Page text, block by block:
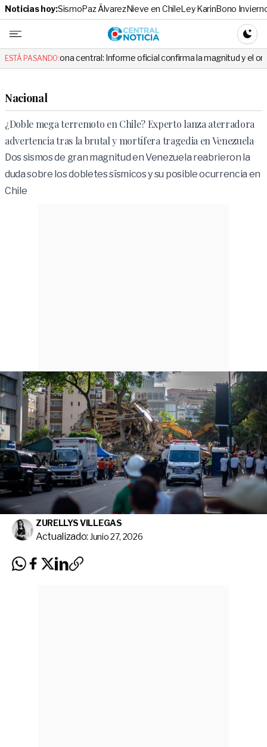
Noticias hoy:SismoPaz ÁlvarezNieve en ChileLey KarinBono
Central
ESTÁ PASANDO:
central: Informe oficial confirma la magnitud y el origen del
Nacional
¿Doble mega terremoto en Chile? Experto lanza aterradora
advertencia tras la brutal y mortífera tragedia en Venezuela
Dos sismos de gran magnitud en Venezuela reabrieron la
duda sobre los dobletes sísmicos y su posible ocurrencia en
Chile
ZURELLYS VILLEGAS
Actualizado: Junio 27, 2026